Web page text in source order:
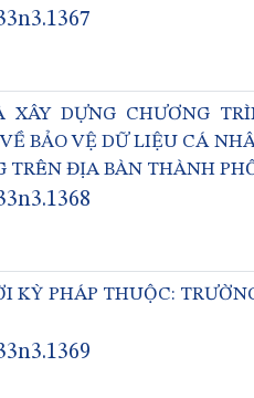
DỰNG CHƯƠNG
BẢO VỆ DỮ LIỆU CÁ
TRÊN ĐỊA BÀN THÀNH
KỲ PHÁP THUỘC: